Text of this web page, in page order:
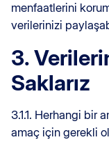
menfaatlerini
verilerinizi
3.
Saklarız
3.1.1. Herhangi bir
amaç için gerekli